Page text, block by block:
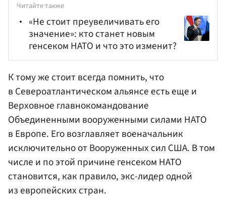
Читайте также
«Не стоит преувеличивать его
значение»: кто станет новым
генсеком НАТО и что это изменит?
К тому же стоит всегда помнить, что
в Североатлантическом альянсе есть еще и
Верховное главнокомандование
Объединенными вооруженными силами НАТО
в Европе. Его возглавляет военачальник
исключительно от Вооруженных сил США. В том
числе и по этой причине генсеком НАТО
становится, как правило, экс-лидер одной
из европейских стран.